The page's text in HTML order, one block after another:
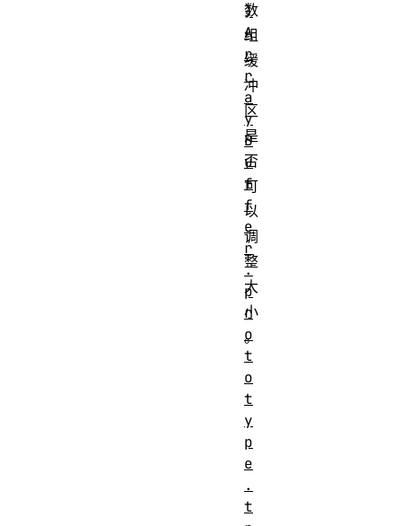
数
组
缓
冲
区
是
否
可
以
调
整
大
小
。
)
A
r
r
a
y
B
u
f
f
e
r
.
p
r
o
t
o
t
y
p
e
.
t